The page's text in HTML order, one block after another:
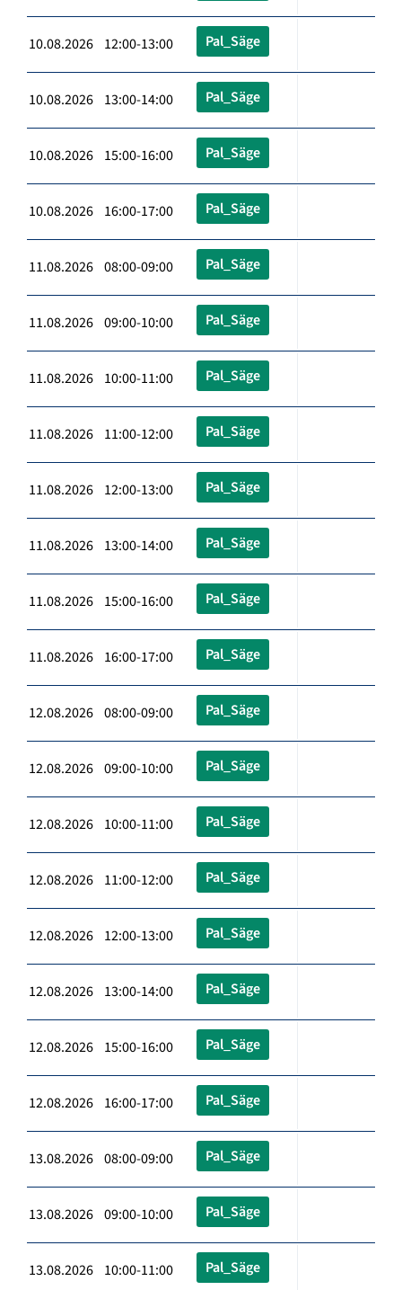
10.08.2026 12:00-13:00 Pal_Säge
10.08.2026 13:00-14:00 Pal_Säge
10.08.2026 15:00-16:00 Pal_Säge
10.08.2026 16:00-17:00 Pal_Säge
11.08.2026 08:00-09:00 Pal_Säge
11.08.2026 09:00-10:00 Pal_Säge
11.08.2026 10:00-11:00 Pal_Säge
11.08.2026 11:00-12:00 Pal_Säge
11.08.2026 12:00-13:00 Pal_Säge
11.08.2026 13:00-14:00 Pal_Säge
11.08.2026 15:00-16:00 Pal_Säge
11.08.2026 16:00-17:00 Pal_Säge
12.08.2026 08:00-09:00 Pal_Säge
12.08.2026 09:00-10:00 Pal_Säge
12.08.2026 10:00-11:00 Pal_Säge
12.08.2026 11:00-12:00 Pal_Säge
12.08.2026 12:00-13:00 Pal_Säge
12.08.2026 13:00-14:00 Pal_Säge
12.08.2026 15:00-16:00 Pal_Säge
12.08.2026 16:00-17:00 Pal_Säge
13.08.2026 08:00-09:00 Pal_Säge
13.08.2026 09:00-10:00 Pal_Säge
13.08.2026 10:00-11:00 Pal_Säge